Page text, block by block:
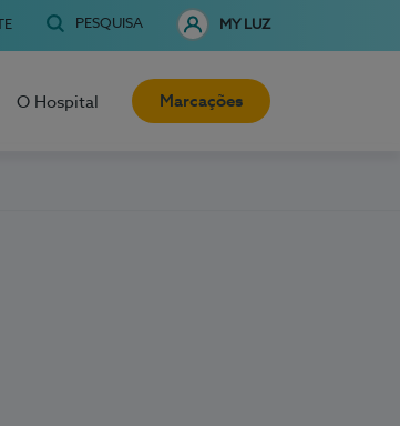
PESQUISA MY LUZ
O Hospital Marcações